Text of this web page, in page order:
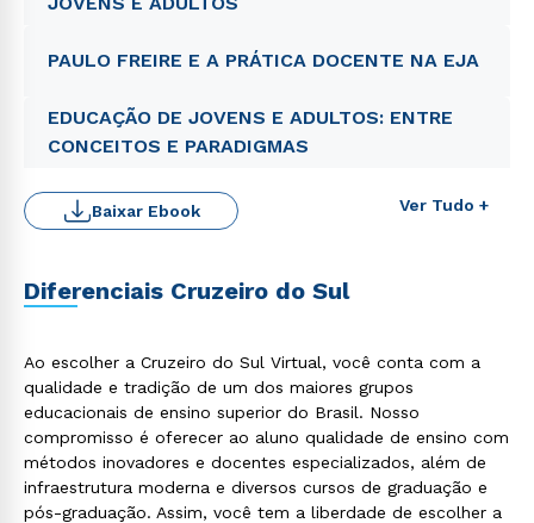
PAULO FREIRE E A PRÁTICA DOCENTE NA EJA
EDUCAÇÃO DE JOVENS E ADULTOS: ENTRE
CONCEITOS E PARADIGMAS
Ver Tudo +
Baixar Ebook
Diferenciais Cruzeiro do Sul
Ao escolher a Cruzeiro do Sul Virtual, você conta com a
qualidade e tradição de um dos maiores grupos
educacionais de ensino superior do Brasil. Nosso
compromisso é oferecer ao aluno qualidade de ensino com
métodos inovadores e docentes especializados, além de
infraestrutura moderna e diversos cursos de graduação e
pós-graduação. Assim, você tem a liberdade de escolher a
ou